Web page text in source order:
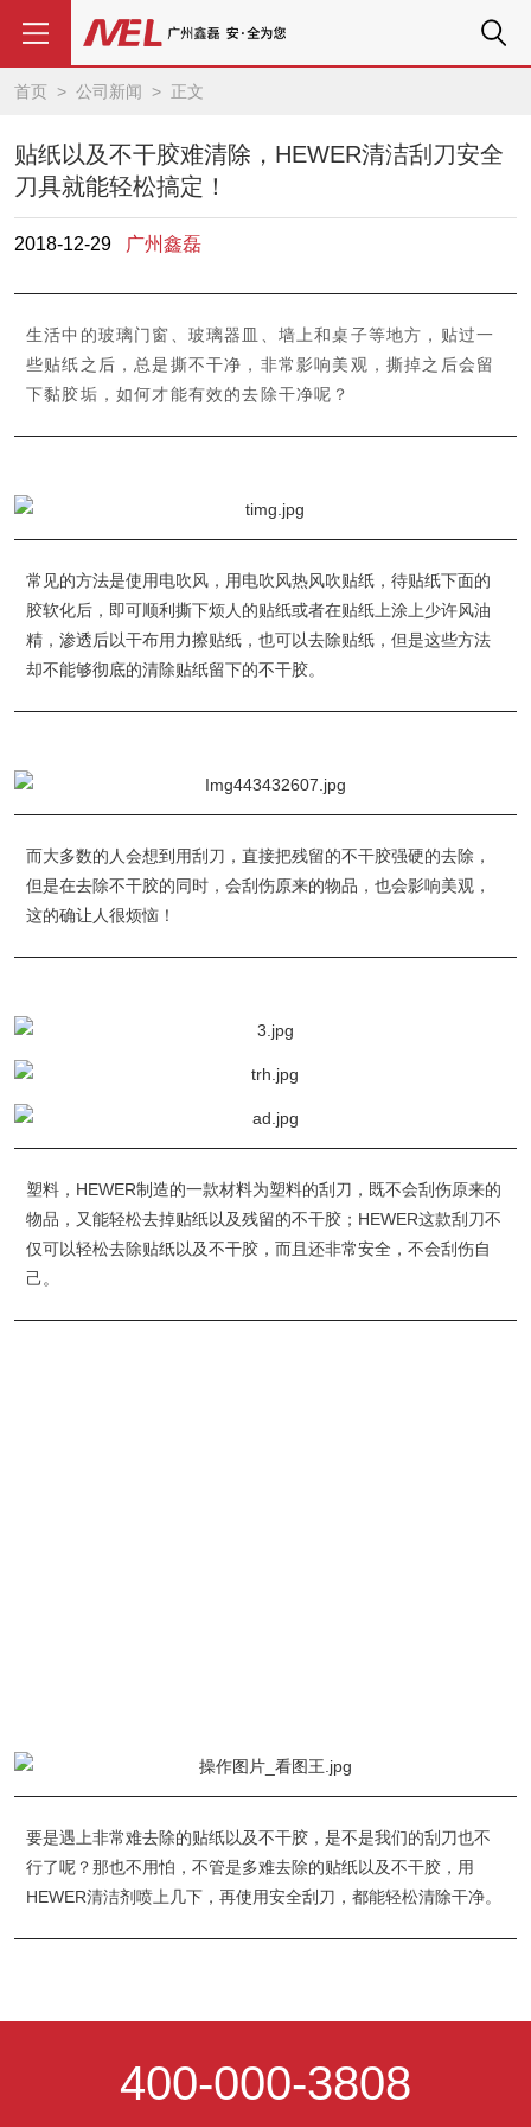
首页 > 公司新闻 > 正文
贴纸以及不干胶难清除，HEWER清洁刮刀安全
刀具就能轻松搞定！
2018-12-29 广州鑫磊
生活中的玻璃门窗、玻璃器皿、墙上和桌子等地方，贴过一
些贴纸之后，总是撕不干净，非常影响美观，撕掉之后会留
下黏胶垢，如何才能有效的去除干净呢？
常见的方法是使用电吹风，用电吹风热风吹贴纸，待贴纸下面的
胶软化后，即可顺利撕下烦人的贴纸或者在贴纸上涂上少许风油
精，渗透后以干布用力擦贴纸，也可以去除贴纸，但是这些方法
却不能够彻底的清除贴纸留下的不干胶。
而大多数的人会想到用刮刀，直接把残留的不干胶强硬的去除，
但是在去除不干胶的同时，会刮伤原来的物品，也会影响美观，
这的确让人很烦恼！
塑料，HEWER制造的一款材料为塑料的刮刀，既不会刮伤原来的
物品，又能轻松去掉贴纸以及残留的不干胶；HEWER这款刮刀不
仅可以轻松去除贴纸以及不干胶，而且还非常安全，不会刮伤自
己。
要是遇上非常难去除的贴纸以及不干胶，是不是我们的刮刀也不
行了呢？那也不用怕，不管是多难去除的贴纸以及不干胶，用
HEWER清洁剂喷上几下，再使用安全刮刀，都能轻松清除干净。
400-000-3808